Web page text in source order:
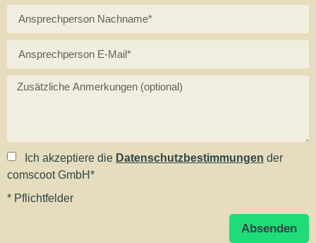
Ich akzeptiere die Datenschutzbestimmungen der
comscoot GmbH*
* Pflichtfelder
Absenden